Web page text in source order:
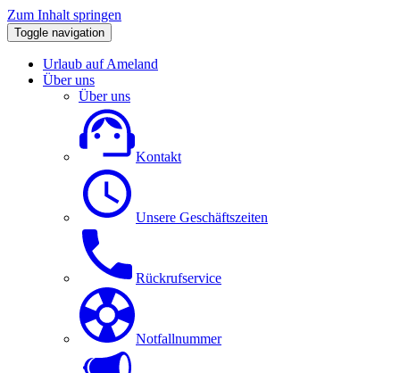
Zum Inhalt springen
Toggle navigation
Urlaub auf Ameland
Über uns
Über uns
Kontakt
Unsere Geschäftszeiten
Rückrufservice
Notfallnummer